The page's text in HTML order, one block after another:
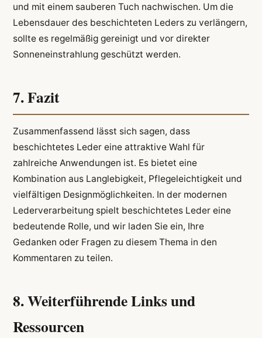
und mit einem sauberen Tuch nachwischen. Um die
Lebensdauer des beschichteten Leders zu verlängern,
sollte es regelmäßig gereinigt und vor direkter
Sonneneinstrahlung geschützt werden.
7. Fazit
Zusammenfassend lässt sich sagen, dass
beschichtetes Leder eine attraktive Wahl für
zahlreiche Anwendungen ist. Es bietet eine
Kombination aus Langlebigkeit, Pflegeleichtigkeit und
vielfältigen Designmöglichkeiten. In der modernen
Lederverarbeitung spielt beschichtetes Leder eine
bedeutende Rolle, und wir laden Sie ein, Ihre
Gedanken oder Fragen zu diesem Thema in den
Kommentaren zu teilen.
8. Weiterführende Links und
Ressourcen